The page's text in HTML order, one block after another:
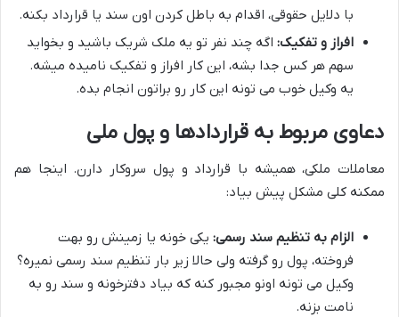
با دلایل حقوقی، اقدام به باطل کردن اون سند یا قرارداد بکنه.
افراز و تفکیک: اگه چند نفر تو یه ملک شریک باشید و بخواید
سهم هر کس جدا بشه، این کار افراز و تفکیک نامیده میشه.
یه وکیل خوب می تونه این کار رو براتون انجام بده.
دعاوی مربوط به قراردادها و پول ملی
معاملات ملکی، همیشه با قرارداد و پول سروکار دارن. اینجا هم
ممکنه کلی مشکل پیش بیاد:
الزام به تنظیم سند رسمی: یکی خونه یا زمینش رو بهت
فروخته، پول رو گرفته ولی حالا زیر بار تنظیم سند رسمی نمیره؟
وکیل می تونه اونو مجبور کنه که بیاد دفترخونه و سند رو به
نامت بزنه.